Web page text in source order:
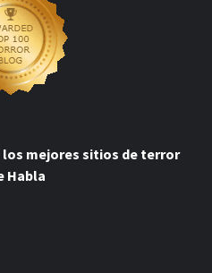
los mejores sitios de terror
Habla